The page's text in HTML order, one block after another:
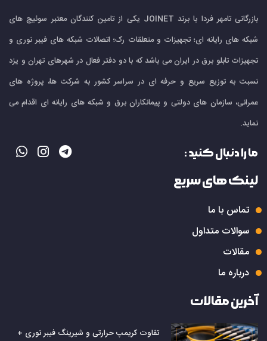
بازرگانی تامهر فردا با برند JOINET یکی از تامین کنندگان معتبر سوئیچ های
شبکه های رایانه ای؛ تجهیزات و متعلقات رک؛ اتصالات شبکه های فیبر نوری و
تجهیزات تابلو برق در ایران می باشد که با دو دفتر فعال در شهرهای تهران و یزد
نسبت به توزیع سریع و حرفه ای در سراسر کشور به شرکت ها، پروژه های
عمرانی، سازمان های دولتی و پیمانکاران برق و شبکه های رایانه ای اقدام می
نماید.
ما را دنبال کنید :
لینک های سریع
تماس با ما
سوالات متداول
مقالات
درباره ما
آخرین مقالات
تفاوت کریمپ حرارتی و شیرینگ فیبر نوری +